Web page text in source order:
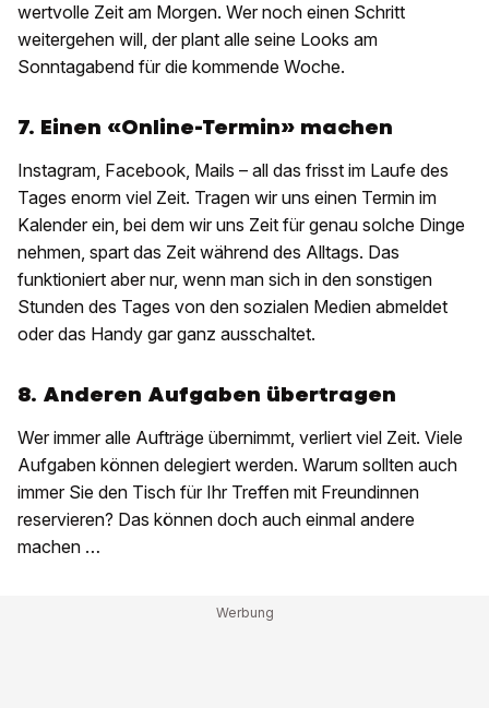
wertvolle Zeit am Morgen. Wer noch einen Schritt
weitergehen will, der plant alle seine Looks am
Sonntagabend für die kommende Woche.
7. Einen «Online-Termin» machen
Instagram, Facebook, Mails – all das frisst im Laufe des
Tages enorm viel Zeit. Tragen wir uns einen Termin im
Kalender ein, bei dem wir uns Zeit für genau solche Dinge
nehmen, spart das Zeit während des Alltags. Das
funktioniert aber nur, wenn man sich in den sonstigen
Stunden des Tages von den sozialen Medien abmeldet
oder das Handy gar ganz ausschaltet.
8. Anderen Aufgaben übertragen
Wer immer alle Aufträge übernimmt, verliert viel Zeit. Viele
Aufgaben können delegiert werden. Warum sollten auch
immer Sie den Tisch für Ihr Treffen mit Freundinnen
reservieren? Das können doch auch einmal andere
machen …